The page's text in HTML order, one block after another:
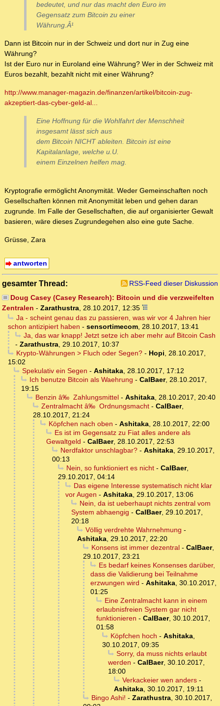
bedeutet, und nur das macht den Euro im
Gegensatz zum Bitcoin zu einer
Währung.Â¹
Dann ist Bitcoin nur in der Schweiz und dort nur in Zug eine
Währung?
Ist der Euro nur in Euroland eine Währung? Wer in der Schweiz mit
Euros bezahlt, bezahlt nicht mit einer Währung?
http://www.manager-magazin.de/finanzen/artikel/bitcoin-zug-
akzeptiert-das-cyber-geld-al...
Eine Hoffnung für die Wohlfahrt der Menschheit
insgesamt lässt sich aus
dem Bitcoin NICHT ableiten. Bitcoin ist eine
Kapitalanlage, welche u.U.
einem Einzelnen helfen mag.
Kryptografie ermöglicht Anonymität. Weder Gemeinschaften noch
Gesellschaften können mit Anonymität leben und gehen daran
zugrunde. Im Falle der Gesellschaften, die auf organisierter Gewalt
basieren, wäre dieses Zugrundegehen also eine gute Sache.
Grüsse, Zara
antworten
gesamter Thread:
RSS-Feed dieser Diskussion
Doug Casey (Casey Research): Bitcoin und die verzweifelten
Zentralen - Zarathustra, 28.10.2017, 12:35
Ja - scheint genau das zu passieren, was wir vor 4 Jahren hier
schon antizipiert haben - sensortimecom, 28.10.2017, 13:41
Ja, das war knapp! Jetzt setze ich aber mehr auf Bitcoin Cash
- Zarathustra, 29.10.2017, 10:37
Krypto-Währungen > Fluch oder Segen?- Hopi, 28.10.2017,
15:02
Spekulativ ein Segen - Ashitaka, 28.10.2017, 17:12
Ich benutze Bitcoin als Waehrung - CalBaer, 28.10.2017,
19:15
Benzin â‰ Zahlungsmittel- Ashitaka, 28.10.2017, 20:40
Zentralmacht â‰ Ordnungsmacht- CalBaer,
28.10.2017, 21:24
Köpfchen nach oben - Ashitaka, 28.10.2017, 22:00
Es ist im Gegensatz zu Fiat alles andere als
Gewaltgeld - CalBaer, 28.10.2017, 22:53
Nerdfaktor unschlagbar?- Ashitaka, 29.10.2017,
00:13
Nein, so funktioniert es nicht- CalBaer,
29.10.2017, 04:14
Das eigene Interesse systematisch nicht klar
vor Augen - Ashitaka, 29.10.2017, 13:06
Nein, da ist ueberhaupt nichts zentral vom
System abhaengig - CalBaer, 29.10.2017,
20:18
Völlig verdrehte Wahrnehmung -
Ashitaka, 29.10.2017, 22:20
Konsens ist immer dezentral- CalBaer,
29.10.2017, 23:21
Es bedarf keines Konsenses darüber,
dass die Validierung bei Teilnahme
erzwungen wird - Ashitaka, 30.10.2017,
01:25
Eine Zentralmacht kann in einem
erlaubnisfreien System gar nicht
funktionieren - CalBaer, 30.10.2017,
01:58
Köpfchen hoch - Ashitaka,
30.10.2017, 09:35
Sorry, da muss nichts erlaubt
werden - CalBaer, 30.10.2017,
18:00
Verkackeier wen anders-
Ashitaka, 30.10.2017, 19:11
Bingo Ashi! - Zarathustra, 30.10.2017,